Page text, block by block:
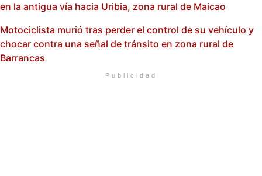
en la antigua vía hacia Uribia, zona rural de Maicao
Motociclista murió tras perder el control de su vehículo y
chocar contra una señal de tránsito en zona rural de
Barrancas
Publicidad